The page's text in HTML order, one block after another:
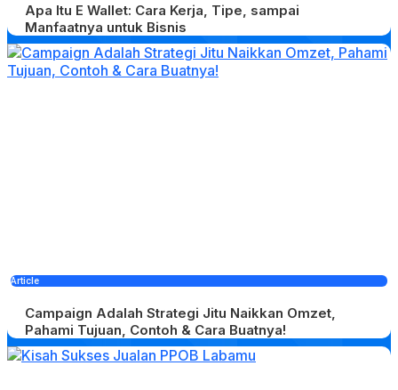
Apa Itu E Wallet: Cara Kerja, Tipe, sampai
Manfaatnya untuk Bisnis
Article
Campaign Adalah Strategi Jitu Naikkan Omzet,
Pahami Tujuan, Contoh & Cara Buatnya!